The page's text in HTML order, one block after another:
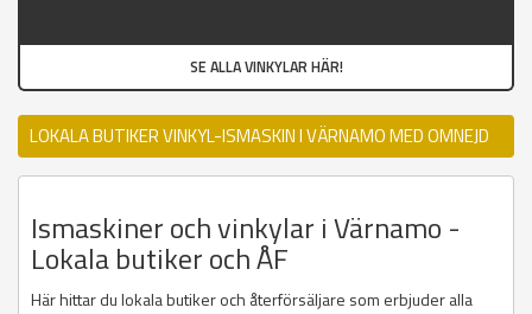
SE ALLA VINKYLAR HÄR!
LOKALA BUTIKER VINKYL-ISMASKIN I VÄRNAMO MED OMNEJD
Ismaskiner och vinkylar i Värnamo -
Lokala butiker och ÅF
Här hittar du lokala butiker och återförsäljare som erbjuder alla